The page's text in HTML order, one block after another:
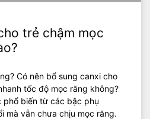
trẻ chậm mọc
Có nên bổ sung canxi cho
tốc độ mọc răng không?
biến từ các bậc phụ
mà vẫn chưa chịu mọc răng.